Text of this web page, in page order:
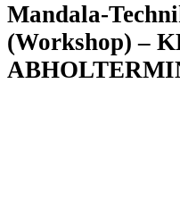
Mandala-
(Workshop) –